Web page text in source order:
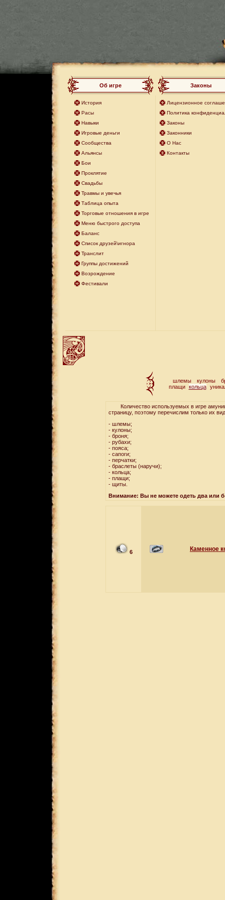
Об игре Законы
История
Расы
Навыки
Игровые деньги
Сообщества
Альянсы
Бои
Проклятие
Свадьбы
Травмы и увечья
Таблица опыта
Торговые отношения в игре
Меню быстрого доступа
Баланс
Список друзей\игнора
Транслит
Группы достижений
Возрождение
Фестивали
Лицензионное
Политика
Законы
Законники
О Нас
Контакты
шлемы кулоны
плащи
кольца
Количество используемых в игре
страницу, поэтому перечислим только их
- шлемы;
- кулоны;
- броня;
- рубахи;
- пояса;
- сапоги;
- перчатки;
- браслеты (наручи);
- кольца;
- плащи;
- щиты.
Внимание: Вы не можете одеть два или
6 Каменное